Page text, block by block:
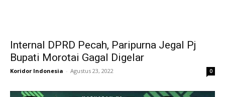
Internal DPRD Pecah, Paripurna Jegal Pj
Bupati Morotai Gagal Digelar
Koridor Indonesia - Agustus 23, 2022 0